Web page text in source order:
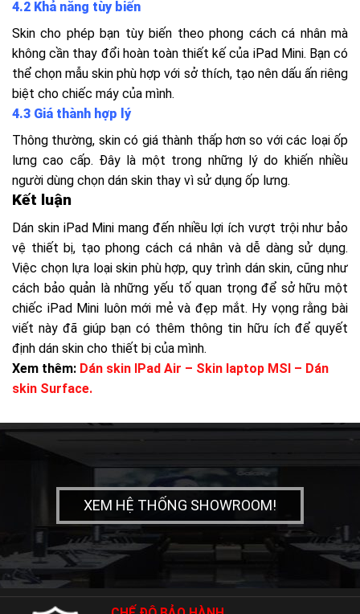
4.2 Khả năng tùy biến
Skin cho phép bạn tùy biến theo phong cách cá nhân mà
không cần thay đổi hoàn toàn thiết kế của iPad Mini. Bạn có
thể chọn mẫu skin phù hợp với sở thích, tạo nên dấu ấn riêng
biệt cho chiếc máy của mình.
4.3 Giá thành hợp lý
Thông thường, skin có giá thành thấp hơn so với các loại ốp
lưng cao cấp. Đây là một trong những lý do khiến nhiều
người dùng chọn dán skin thay vì sử dụng ốp lưng.
Kết luận
Dán skin iPad Mini mang đến nhiều lợi ích vượt trội như bảo
vệ thiết bị, tạo phong cách cá nhân và dễ dàng sử dụng.
Việc chọn lựa loại skin phù hợp, quy trình dán skin, cũng như
cách bảo quản là những yếu tố quan trọng để sở hữu một
chiếc iPad Mini luôn mới mẻ và đẹp mắt. Hy vọng rằng bài
viết này đã giúp bạn có thêm thông tin hữu ích để quyết
định dán skin cho thiết bị của mình.
Xem thêm: Dán skin IPad Air – Skin laptop MSI – Dán
skin Surface.
XEM HỆ THỐNG SHOWROOM!